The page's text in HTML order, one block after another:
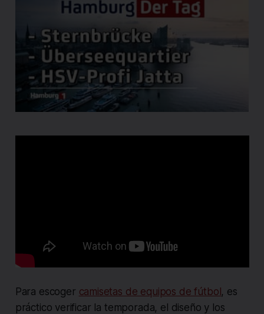
Para escoger camisetas de equipos de fútbol, es
práctico verificar la temporada, el diseño y los